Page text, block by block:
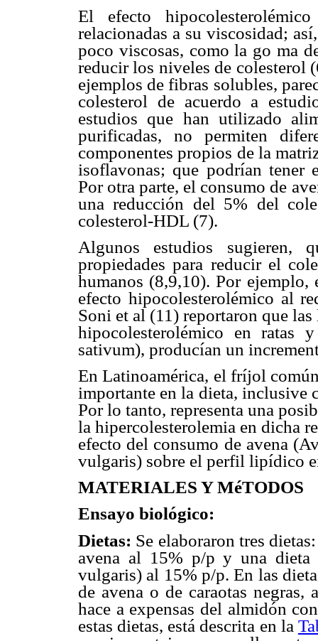
El efecto
relacionadas a su viscosidad;
poco viscosas, como la go ma
reducir los niveles de colesterol
ejemplos de fibras solubles,
colesterol de acuerdo a
estudios que han utilizado
purificadas, no permiten
componentes propios de la
isoflavonas; que podrían tener
Por otra parte, el consumo de
una reducción del 5% del
colesterol-HDL (7).
Algunos estudios sugieren,
propiedades para reducir el
humanos (8,9,10). Por
efecto hipocolesterolémico al
Soni et al (11) reportaron que
hipocolesterolémico en ratas
sativum), producían un
En Latinoamérica, el fríjol
importante en la dieta, inclusive
Por lo tanto, representa una
la hipercolesterolemia en dicha
efecto del consumo de avena
vulgaris) sobre el perfil lipídico
MATERIALES Y MéTODOS
Ensayo biológico:
Dietas: Se elaboraron tres
avena al 15% p/p y una dieta
vulgaris) al 15% p/p. En las
de avena o de caraotas
hace a expensas del almidón
estas dietas, está descrita en la